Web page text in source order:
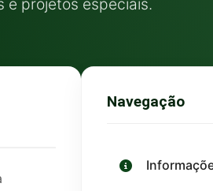
e projetos especiais.
Navegação